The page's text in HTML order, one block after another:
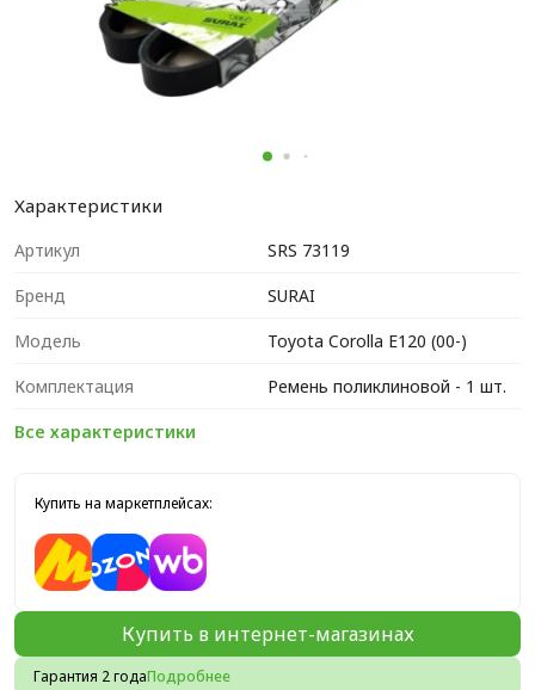
Характеристики
Артикул
SRS 73119
Бренд
SURAI
Модель
Toyota Corolla E120 (00-)
Комплектация
Ремень поликлиновой - 1 шт.
Все характеристики
Купить на маркетплейсах:
Купить в интернет-магазинах
Гарантия 2 годаПодробнее